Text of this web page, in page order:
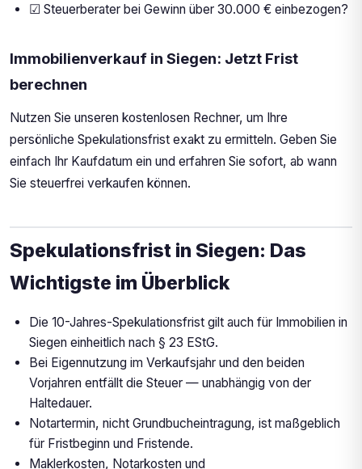
☑ Steuerberater bei Gewinn über 30.000 € einbezogen?
Immobilienverkauf in Siegen: Jetzt Frist
berechnen
Nutzen Sie unseren kostenlosen Rechner, um Ihre
persönliche Spekulationsfrist exakt zu ermitteln. Geben Sie
einfach Ihr Kaufdatum ein und erfahren Sie sofort, ab wann
Sie steuerfrei verkaufen können.
Spekulationsfrist in Siegen: Das
Wichtigste im Überblick
Die 10-Jahres-Spekulationsfrist gilt auch für Immobilien in
Siegen einheitlich nach § 23 EStG.
Bei Eigennutzung im Verkaufsjahr und den beiden
Vorjahren entfällt die Steuer — unabhängig von der
Haltedauer.
Notartermin, nicht Grundbucheintragung, ist maßgeblich
für Fristbeginn und Fristende.
Maklerkosten, Notarkosten und